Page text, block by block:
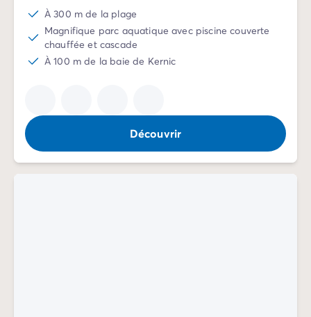
À 300 m de la plage
Magnifique parc aquatique avec piscine couverte
chauffée et cascade
À 100 m de la baie de Kernic
Découvrir